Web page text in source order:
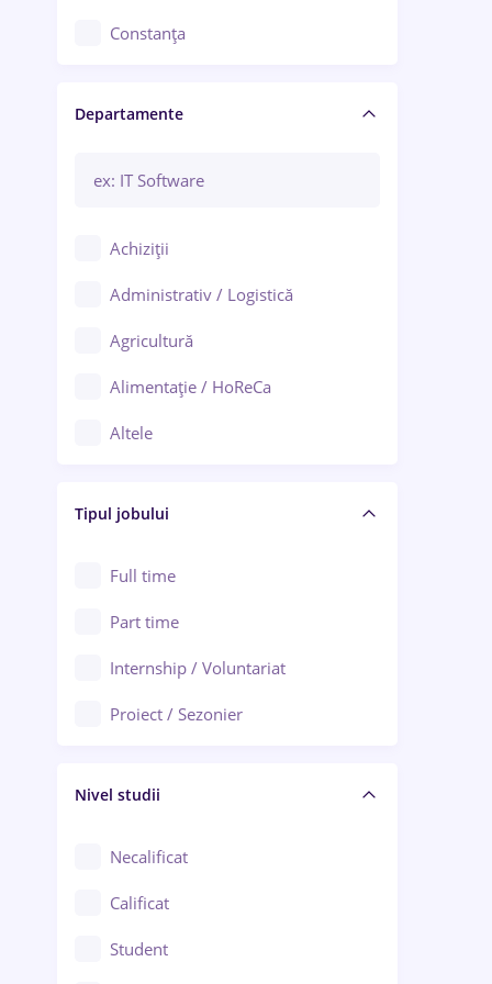
Constanța
Brașov
Bacău
Galați (Galați)
Ploiești
Arad
Baia Mare
Bârlad
Bistrița (Bistrița-Năsăud)
Departamente
Achiziții
Administrativ / Logistică
Agricultură
Alimentație / HoReCa
Altele
Asigurări
Au pair / Babysitter / Curățenie
Audit / Consultanță
Auto / Echipamente
Automatizări
Cercetare - dezvoltare
Chimie / Biochimie
Confecții / Design vestimentar
Construcții / Instalații
Tipul jobului
Full time
Part time
Internship / Voluntariat
Proiect / Sezonier
Nivel studii
Necalificat
Calificat
Student